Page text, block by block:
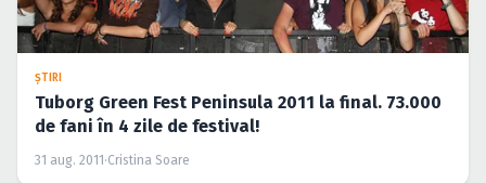
ŞTIRI
Tuborg Green Fest Peninsula 2011 la final. 73.000
de fani în 4 zile de festival!
31 aug. 2011 ·Cristina Soare